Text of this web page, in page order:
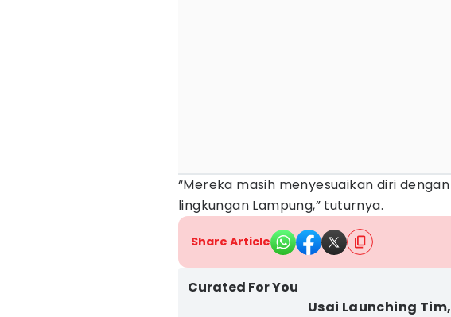
“Mereka masih menyesuaikan diri
lingkungan Lampung,” tuturnya.
Share Article
Curated For You
Usai Launching